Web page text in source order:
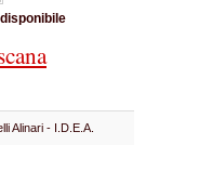
Alinari - I.D.E.A.